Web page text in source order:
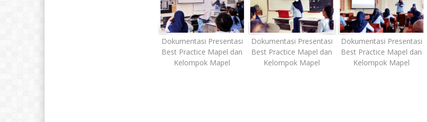
Dokumentasi Presentasi
Best Practice Mapel dan
Kelompok Mapel
Dokumentasi Presentasi
Best Practice Mapel dan
Kelompok Mapel
Dokumentasi Presentasi
Best Practice Mapel dan
Kelompok Mapel